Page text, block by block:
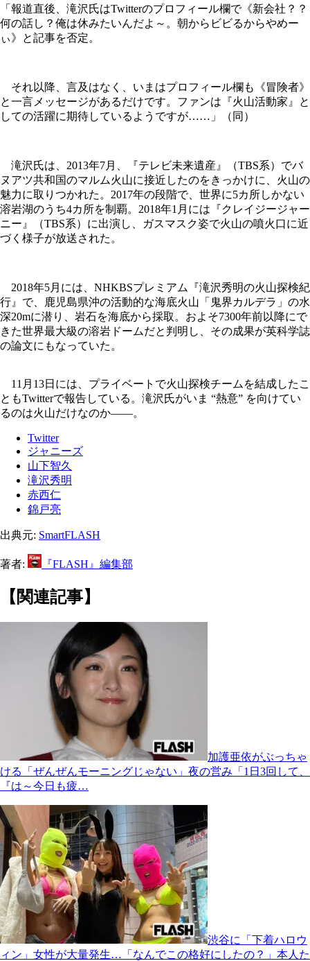
「報道直後、滝沢氏はTwitterのプロフィール欄で《新会社？？
何の話し？俺は休みたいんだよ～。朝からビビるからやめー
ぃ》と記事を否定。
それ以降、言及はなく、いまはプロフィール欄も《冒険者》
と一言メッセージがあるだけです。ファンは『火山活動家』と
しての活躍に期待しているようですが……」（同）
滝沢氏は、2013年7月、『テレビ未来遺産』（TBS系）でバ
ヌアツ共和国のマルム火山に接近したのをきっかけに、火山の
魅力に取りつかれた。2017年の段階で、世界に5カ所しかない
溶岩湖のうち4カ所を制覇。2018年1月には『クレイジージャー
ニー』（TBS系）に出演し、ガスマスク姿で火山の噴火口に近
づく様子が放送された。
2018年5月には、NHKBSプレミアム『滝沢秀明の火山探検紀
行』で、鹿児島県沖の活動的な海底火山「鬼界カルデラ」の水
深20mに潜り、岩石を海底から採取。およそ7300年前以降にで
きた世界最大級の溶岩ドームだと判明し、その成果が英科学誌
の論文にもなっていた。
11月13日には、プライベートで火山探検チームを結成したこ
ともTwitterで報告している。滝沢氏がいま “熱意” を向けてい
るのは火山だけなのか――。
Twitter
ジャニーズ
山下智久
滝沢秀明
赤西仁
錦戸亮
出典元: SmartFLASH
著者: 『FLASH』編集部
【関連記事】
加護亜依がぶっちゃ
ける「ぜんぜんモーニングじゃない」夜の営み「1日3回して、
『は～今日も疲…
渋谷に「下着ハロウ
ィン」女性が大量発生…「なんでこの格好にしたの？」本人た